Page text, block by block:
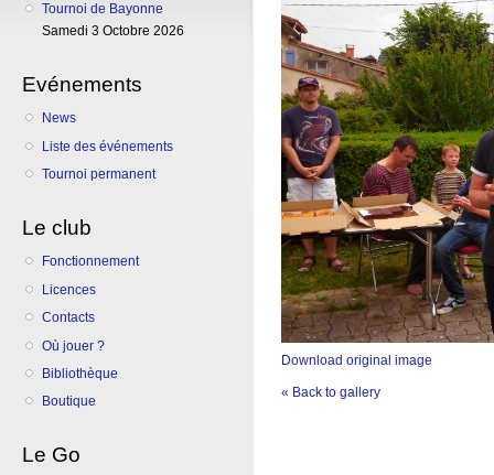
Tournoi de Bayonne
Samedi 3 Octobre 2026
Evénements
News
Liste des événements
Tournoi permanent
Le club
Fonctionnement
Licences
Contacts
Où jouer ?
Bibliothèque
Boutique
Le Go
Download original image
« Back to gallery